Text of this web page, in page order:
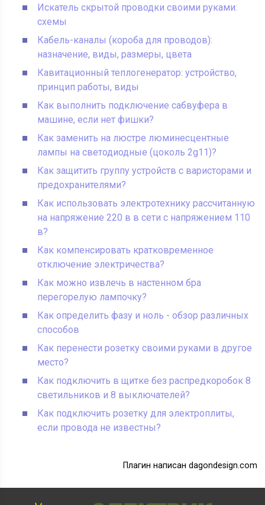
Искатель скрытой проводки своими руками:
схемы
Кабель-каналы (короба для проводов):
назначение, виды, размеры, цвета
Кавитационный теплогенератор: устройство,
принцип работы, виды
Как выполнить подключение сабвуфера в
машине, если нет фишки?
Как заменить на люстре люминесцентные
лампы на светодиодные (цоколь 2g11)?
Как защитить группу устройств с варисторами и
предохранителями?
Как использовать электротехнику рассчитанную
на напряжение 220 в в сети с напряжением 110
в?
Как компенсировать кратковременное
отключение электричества?
Как можно извлечь в настенном бра
перегорелую лампочку?
Как определить фазу и ноль - обзор различных
способов
Как перенести розетку своими руками в другое
место?
Как подключить в щитке без распредкоробок 8
светильников и 8 выключателей?
Как подключить розетку для электроплиты,
если провода не известны?
Плагин написан dagondesign.com